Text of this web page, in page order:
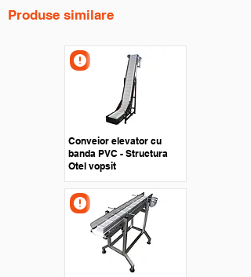
Produse similare
Conveior elevator cu
banda PVC - Structura
Otel vopsit